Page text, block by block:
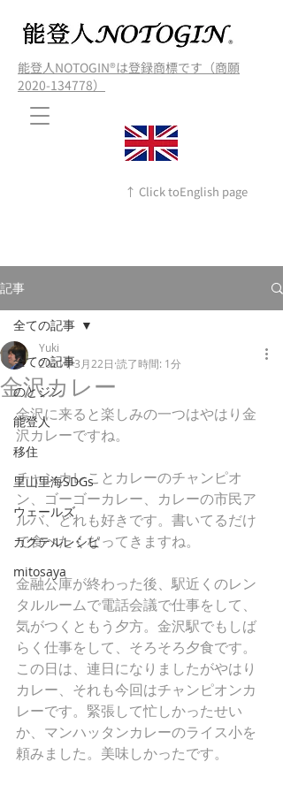
能登人NOTOGIN®️は登録商標です（商願
2020-134778）
↑ Click toEnglish page
記事
全ての記事
のとジン
能登人
移住
里山里海SDGs
ウェールズ
カクテルレシピ
mitosaya
全ての記事
金沢カレー
Yuki
2021年3月22日 読了時間: 1分
金沢に来ると楽しみの一つはやはり金
沢カレーですね。
チャンカレことカレーのチャンピオ
ン、ゴーゴーカレー、カレーの市民ア
ルバ、どれも好きです。書いてるだけ
で食べたくなってきますね。
金融公庫が終わった後、駅近くのレン
タルルームで電話会議で仕事をして、
気がつくともう夕方。金沢駅でもしば
らく仕事をして、そろそろ夕食です。
この日は、連日になりましたがやはり
カレー、それも今回はチャンピオンカ
レーです。緊張して忙しかったせい
か、マンハッタンカレーのライス小を
頼みました。美味しかったです。